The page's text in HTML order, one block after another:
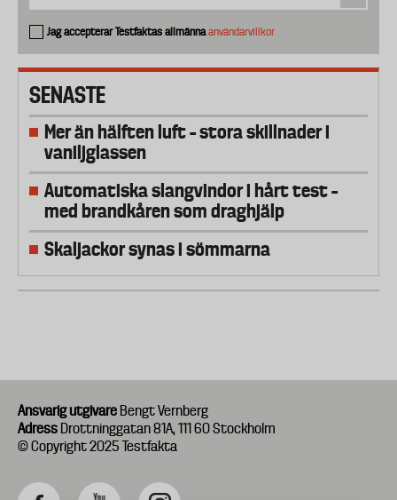
Jag accepterar Testfaktas allmännaanvändarvillkor
SENASTE
Mer än hälften luft – stora skillnader i
vaniljglassen
Automatiska slangvindor i hårt test –
med brandkåren som draghjälp
Skaljackor synas i sömmarna
Ansvarig utgivare Bengt Vernberg
Adress Drottninggatan 81A, 111 60 Stockholm
© Copyright 2025 Testfakta